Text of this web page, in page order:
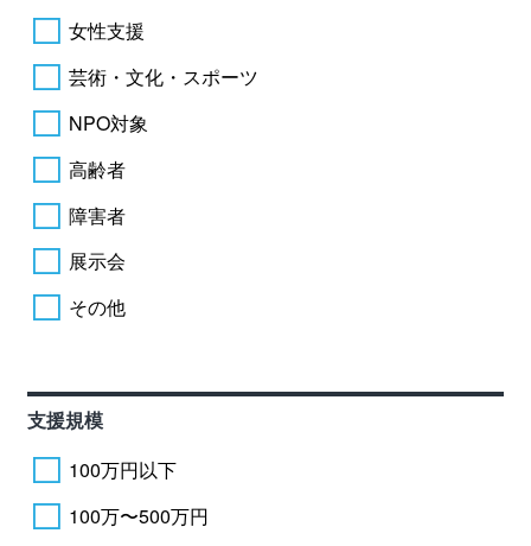
女性支援
芸術・文化・スポーツ
NPO対象
高齢者
障害者
展示会
その他
支援規模
100万円以下
100万〜500万円